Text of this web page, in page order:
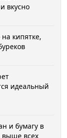
вкусно
кипятке,
идеальный
и бумагу в
выше всех